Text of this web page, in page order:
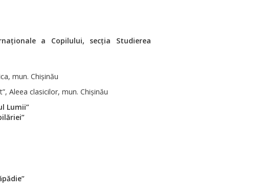
a Copilului, secția Studierea
mun. Chișinău
Aleea clasicilor, mun. Chișinău
Lumii”